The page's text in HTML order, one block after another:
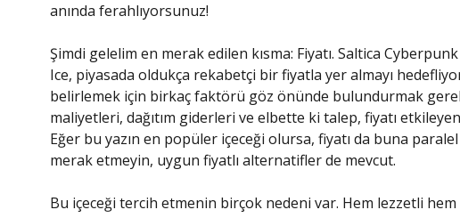
anında ferahlıyorsunuz!
Şimdi gelelim en merak edilen kısma: Fiyatı. Saltica
Ice, piyasada oldukça rekabetçi bir fiyatla yer almayı
belirlemek için birkaç faktörü göz önünde bulundurmak
maliyetleri, dağıtım giderleri ve elbette ki talep, fiyatı
Eğer bu yazın en popüler içeceği olursa, fiyatı da buna
merak etmeyin, uygun fiyatlı alternatifler de mevcut.
Bu içeceği tercih etmenin birçok nedeni var. Hem lezzetli